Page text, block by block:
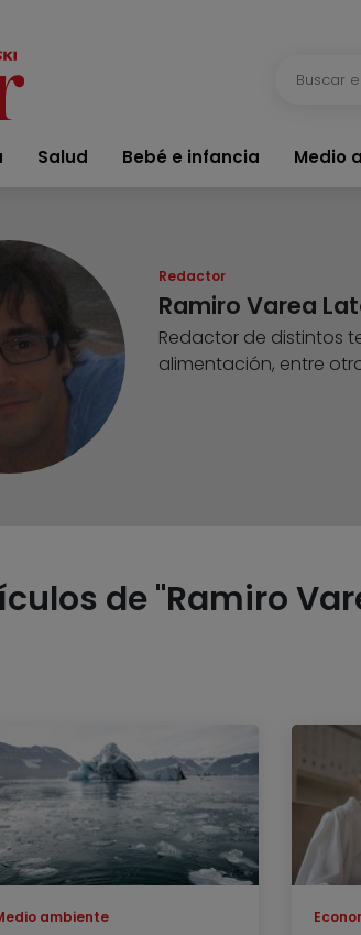
Salud Bebé e infancia Medio
Redactor
Ramiro Varea
Redactor de distintos
alimentación, entre
de "Ramiro
ambiente